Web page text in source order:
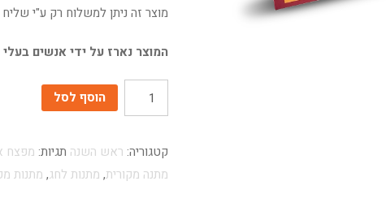
מוצר זה ניתן למשלוח רק ע"י שליח
המוצר נארז על ידי אנשים בעלי
הוסף לסל
קטגוריה: ראש השנה תגיות: מפצח
מתנה מקורית, מתנות לחג, מתנות